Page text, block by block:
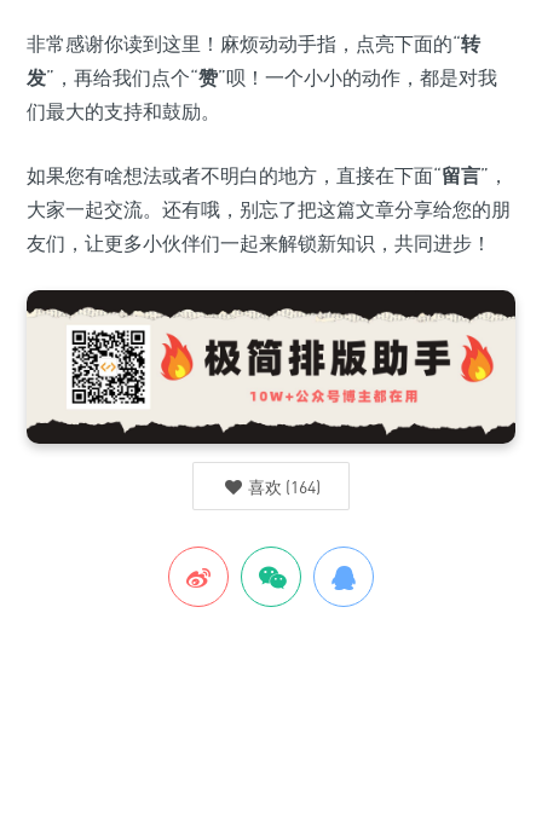
非常感谢你读到这里！麻烦动动手指，点亮下面的“转
发”，再给我们点个“赞”呗！一个小小的动作，都是对我
们最大的支持和鼓励。
如果您有啥想法或者不明白的地方，直接在下面“留言”，
大家一起交流。还有哦，别忘了把这篇文章分享给您的朋
友们，让更多小伙伴们一起来解锁新知识，共同进步！
喜欢 (164)